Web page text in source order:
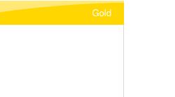
Gold